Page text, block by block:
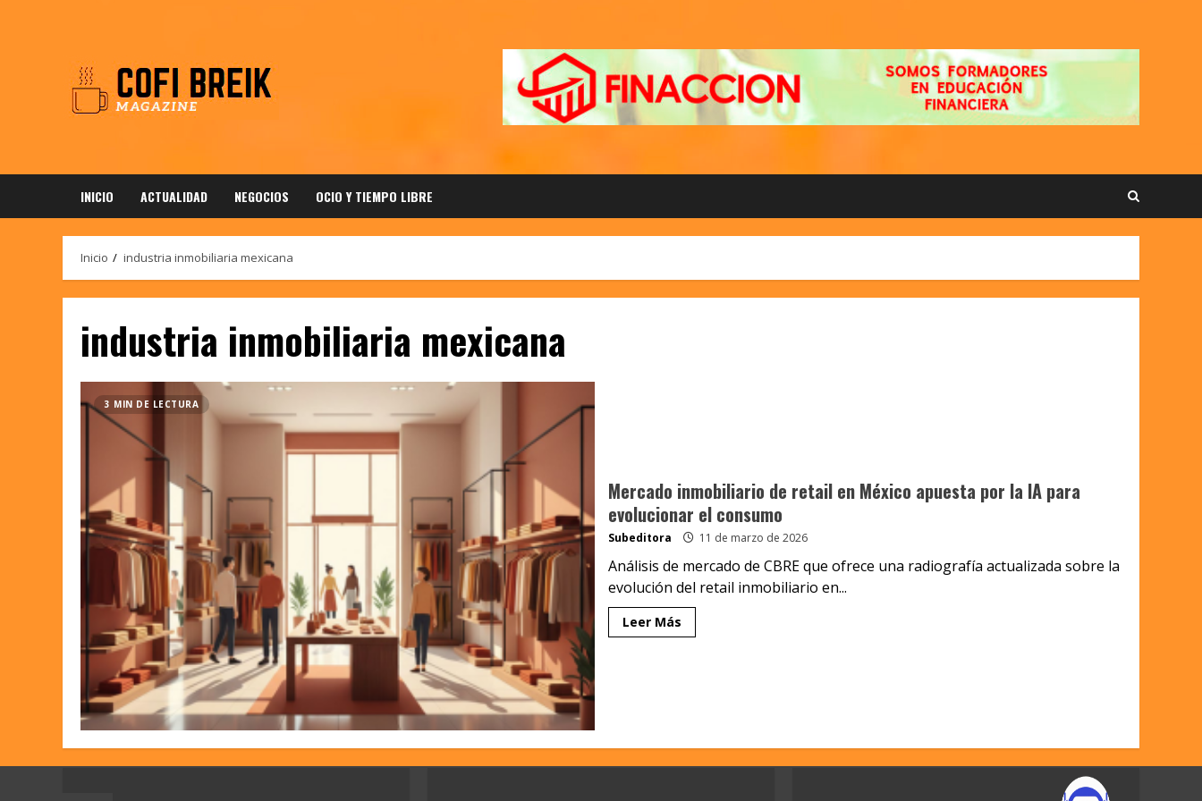
INICIO ACTUALIDAD NEGOCIOS OCIO Y TIEMPO LIBRE
Inicio industria inmobiliaria mexicana
industria inmobiliaria mexicana
3 MIN DE LECTURA
Mercado inmobiliario de retail en México apuesta por la IA para
evolucionar el consumo
Subeditora 11 de marzo de 2026
Análisis de mercado de CBRE que ofrece una radiografía actualizada sobre la
evolución del retail inmobiliario en...
Leer Más